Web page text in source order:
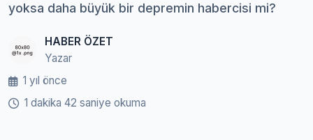
yoksa daha büyük bir depremin habercisi mi?
HABER ÖZET
Yazar
1 yıl önce
1 dakika 42 saniye okuma